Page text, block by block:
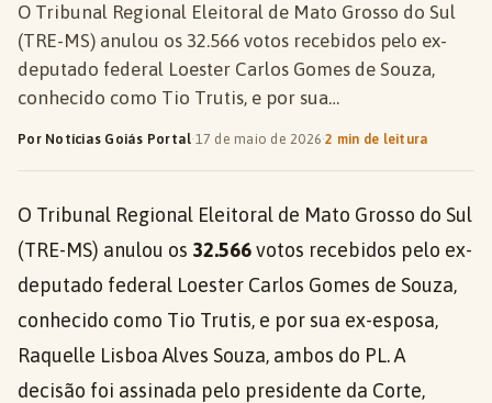
O Tribunal Regional Eleitoral de Mato Grosso do Sul
(TRE-MS) anulou os 32.566 votos recebidos pelo ex-
deputado federal Loester Carlos Gomes de Souza,
conhecido como Tio Trutis, e por sua…
Por Notícias Goiás Portal·17 de maio de 2026·2 min de leitura
O Tribunal Regional Eleitoral de Mato Grosso do Sul
(TRE-MS) anulou os 32.566votos recebidos pelo ex-
deputado federal Loester Carlos Gomes de Souza,
conhecido como Tio Trutis, e por sua ex-esposa,
Raquelle Lisboa Alves Souza, ambos do PL. A
decisão foi assinada pelo presidente da Corte,